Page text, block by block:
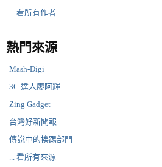
... 看所有作者
熱門來源
Mash-Digi
3C 達人廖阿輝
Zing Gadget
台灣好新聞報
傳說中的挨踢部門
... 看所有來源